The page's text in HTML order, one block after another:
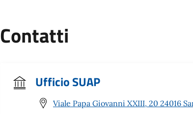
Contatti
Ufficio SUAP
Viale Papa Giovanni XXIII, 20 24016